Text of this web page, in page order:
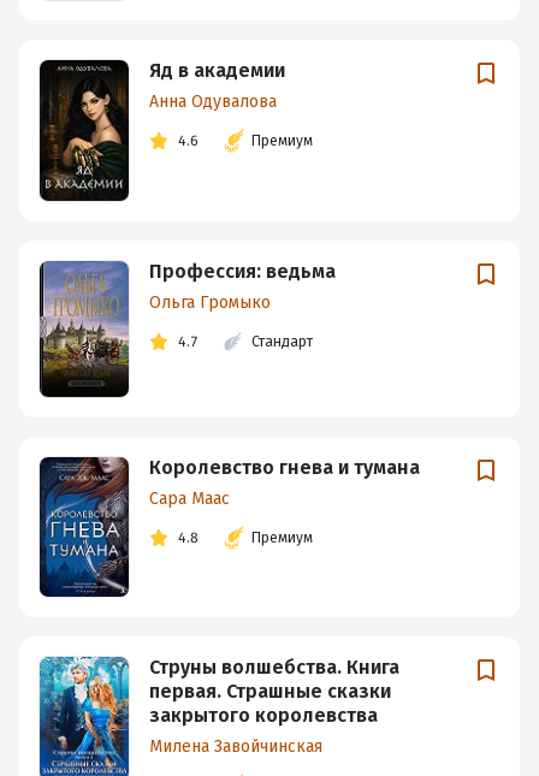
Яд в академии
Анна Одувалова
4.6 Премиум
Профессия: ведьма
Ольга Громыко
4.7 Стандарт
Королевство гнева и тумана
Сара Маас
4.8 Премиум
Струны волшебства. Книга
первая. Страшные сказки
закрытого королевства
Милена Завойчинская